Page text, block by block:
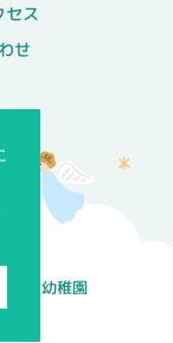
セス
せ
ぐみ幼稚園